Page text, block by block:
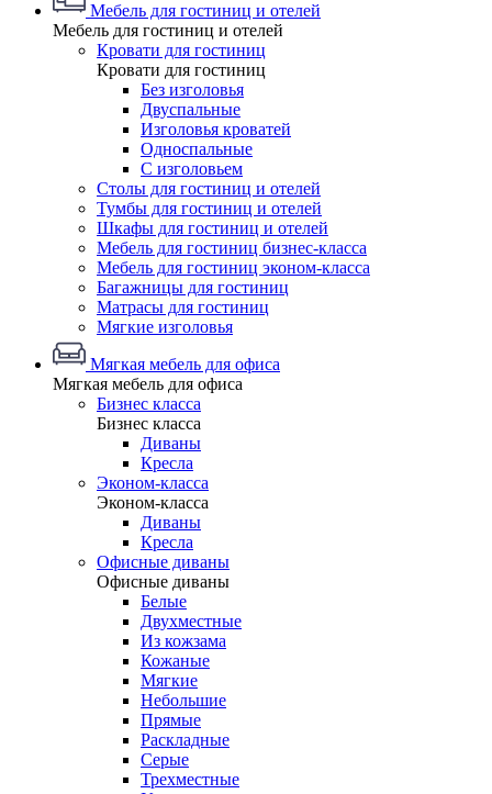
Мебель для гостиниц и отелей
Мебель для гостиниц и отелей
Кровати для гостиниц
Кровати для гостиниц
Без изголовья
Двуспальные
Изголовья кроватей
Односпальные
С изголовьем
Столы для гостиниц и отелей
Тумбы для гостиниц и отелей
Шкафы для гостиниц и отелей
Мебель для гостиниц бизнес-класса
Мебель для гостиниц эконом-класса
Багажницы для гостиниц
Матрасы для гостиниц
Мягкие изголовья
Мягкая мебель для офиса
Мягкая мебель для офиса
Бизнес класса
Бизнес класса
Диваны
Кресла
Эконом-класса
Эконом-класса
Диваны
Кресла
Офисные диваны
Офисные диваны
Белые
Двухместные
Из кожзама
Кожаные
Мягкие
Небольшие
Прямые
Раскладные
Серые
Трехместные